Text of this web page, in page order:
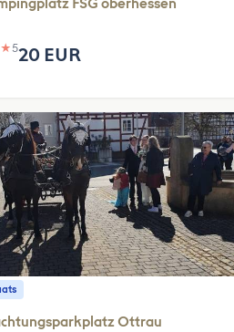
FSG oberhessen
★520 EUR
Ottrau